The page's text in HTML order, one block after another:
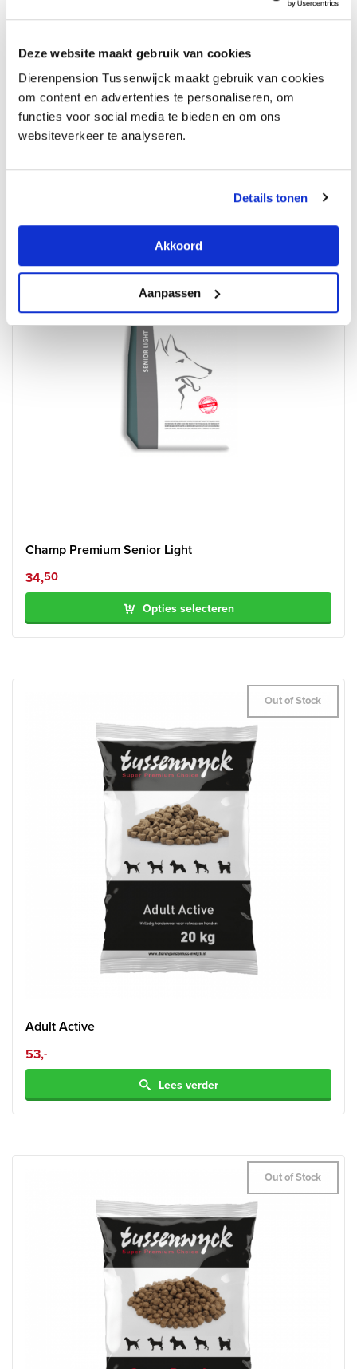
Deze website maakt gebruik van cookies
Dierenpension Tussenwijck maakt gebruik van cookies
om content en advertenties te personaliseren, om
functies voor social media te bieden en om ons
websiteverkeer te analyseren.
Details tonen
Akkoord
Aanpassen
Super Premium Mini Chicken & Rice
40,-
Lees verder
Champ Premium Senior Light
34,50
Opties selecteren
Adult Active
Out of Stock
53,-
Lees verder
Out of Stock